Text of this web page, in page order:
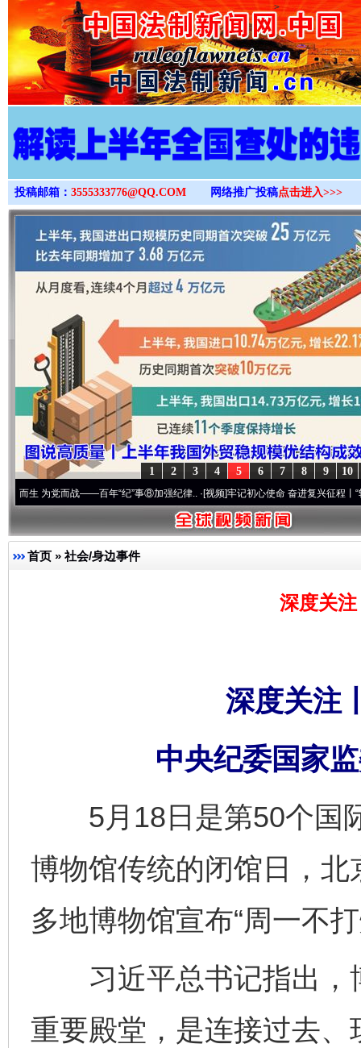
>
投稿邮箱： 3555333776@QQ.COM 网络推广投稿点击进入>>>
10
9
8
7
6
5
4
3
2
1
党而战——百年“纪”事⑧加强纪律..·[视频]牢记初心使命 奋进复兴征程丨“转折之城”
首页 » 社会/身边事件
深度关
深度关注
中央纪委国家
5月18日是第50个国
博物馆传统的闭馆日，
多地博物馆宣布“周一不
习近平总书记指出，
重要殿堂，是连接过去